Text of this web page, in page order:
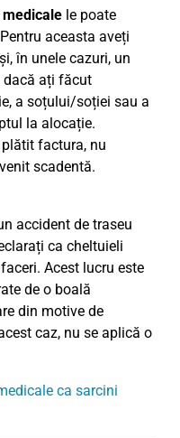
le poate
aceasta aveți
în unele cazuri, un
dacă ați făcut
a soțului/soției sau a
la alocație.
factura, nu
scadentă.
accident de traseu
ca cheltuieli
Acest lucru este
de o boală
din motive de
caz, nu se aplică o
ca sarcini